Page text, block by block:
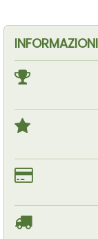
INFORMAZIONI